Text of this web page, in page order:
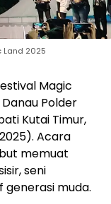
2025
Magic
Polder
Kutai Timur,
Acara
memuat
seni
muda.